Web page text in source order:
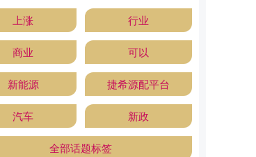
上涨 行业
商业 可以
新能源 捷希源配平台
汽车 新政
全部话题标签